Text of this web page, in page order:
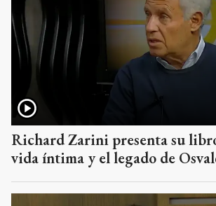
Richard Zarini presenta su
vida íntima y el legado de